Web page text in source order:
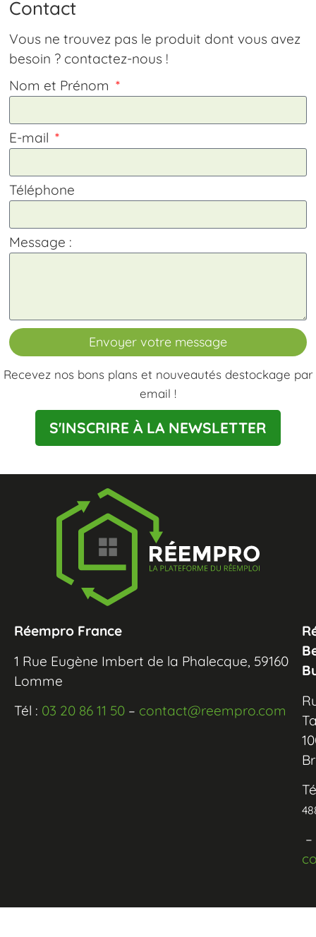
Contact
Vous ne trouvez pas le produit dont vous avez
besoin ? contactez-nous !
Nom et Prénom
E-mail
Téléphone
Message :
Envoyer votre message
Recevez nos bons plans et nouveautés destockage par
email !
S'INSCRIRE À LA NEWSLETTER
Réempro France
1 Rue Eugène Imbert de la Phalecque, 59160
Lomme
Tél : 03 20 86 11 50 – contact@reempro.com
–